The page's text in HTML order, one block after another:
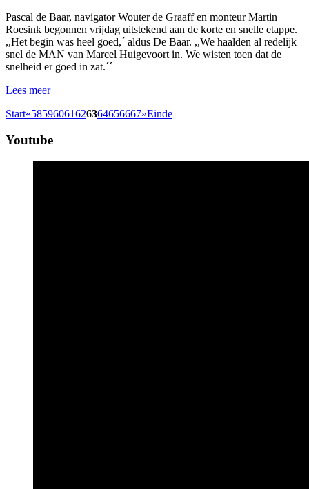
Pascal de Baar, navigator Wouter de Graaff en monteur Martin
Roesink begonnen vrijdag uitstekend aan de korte en snelle etappe.
,,Het begin was heel goed,´ aldus De Baar. ,,We haalden al redelijk
snel de MAN van Marcel Huigevoort in. We wisten toen dat de
snelheid er goed in zat.´´
Lees meer
Start«58596061626364656667»Einde
Youtube